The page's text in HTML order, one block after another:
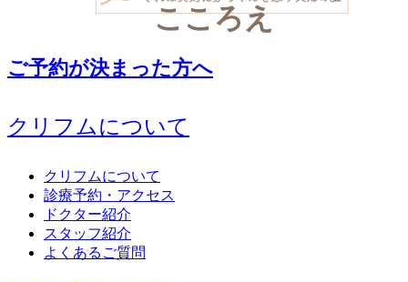
こころえ
ご予約が決まった方へ
クリフムについて
クリフムについて
診療予約・アクセス
ドクター紹介
スタッフ紹介
よくあるご質問